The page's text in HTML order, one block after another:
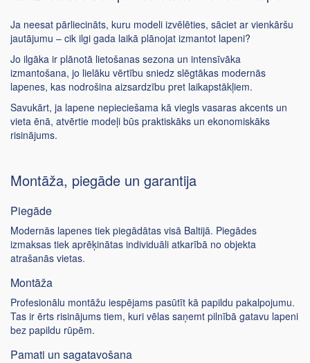
Ja neesat pārliecināts, kuru modeli izvēlēties, sāciet ar vienkāršu
jautājumu – cik ilgi gada laikā plānojat izmantot lapeni?
Jo ilgāka ir plānotā lietošanas sezona un intensīvāka
izmantošana, jo lielāku vērtību sniedz slēgtākas modernās
lapenes, kas nodrošina aizsardzību pret laikapstākļiem.
Savukārt, ja lapene nepieciešama kā viegls vasaras akcents un
vieta ēnā, atvērtie modeļi būs praktiskāks un ekonomiskāks
risinājums.
Montāža, piegāde un garantija
Piegāde
Modernās lapenes tiek piegādātas visā Baltijā. Piegādes
izmaksas tiek aprēķinātas individuāli atkarībā no objekta
atrašanās vietas.
Montāža
Profesionālu montāžu iespējams pasūtīt kā papildu pakalpojumu.
Tas ir ērts risinājums tiem, kuri vēlas saņemt pilnībā gatavu lapeni
bez papildu rūpēm.
Pamati un sagatavošana